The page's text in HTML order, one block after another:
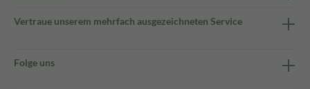
Vertraue unserem mehrfach ausgezeichneten Service
Folge uns